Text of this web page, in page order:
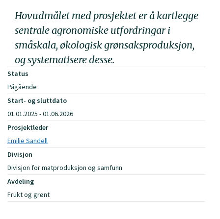
Hovudmålet med prosjektet er å kartlegge
sentrale agronomiske utfordringar i
småskala, økologisk grønsaksproduksjon,
og systematisere desse.
Status
Pågående
Start- og sluttdato
01.01.2025 - 01.06.2026
Prosjektleder
Emilie Sandell
Divisjon
Divisjon for matproduksjon og samfunn
Avdeling
Frukt og grønt